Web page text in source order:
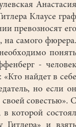
Анастасия
Клаусе граф
превозносят его
на самого фюрера.
понять
- человек
найдет в себе
но если он
своей совестью». С
которой состоял